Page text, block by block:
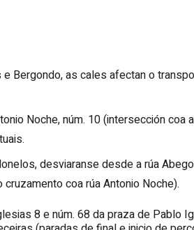
Bergondo, as cales afectan o
Noche, núm. 10 (intersección coa
desviaranse desde a rúa
cruzamento coa rúa Antonio Noche).
8 e núm. 68 da praza de Pablo